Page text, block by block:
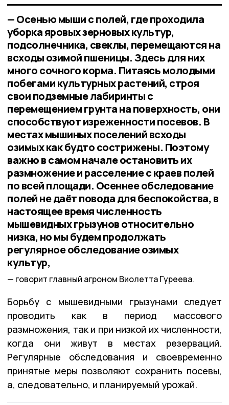
— Осенью мыши с полей, где проходила
уборка яровых зерновых культур,
подсолнечника, свеклы, перемещаются на
всходы озимой пшеницы. Здесь для них
много сочного корма. Питаясь молодыми
побегами культурных растений, строя
свои подземные лабиринты с
перемещением грунта на поверхность, они
способствуют изреженности посевов. В
местах мышиных поселений всходы
озимых как будто сострижены. Поэтому
важно в самом начале остановить их
размножение и расселение с краев полей
по всей площади. Осеннее обследование
полей не даёт повода для беспокойства, в
настоящее время численность
мышевидных грызунов относительно
низка, но мы будем продолжать
регулярное обследование озимых
культур,
говорит главный агроном Виолетта Гуреева.
Борьбу с мышевидными грызунами следует
проводить как в период массового
размножения, так и при низкой их численности,
когда они живут в местах резерваций.
Регулярные обследования и своевременно
принятые меры позволяют сохранить посевы,
а, следовательно, и планируемый урожай.